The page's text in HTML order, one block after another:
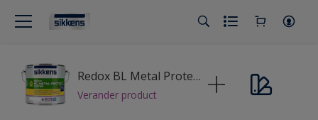
Redox BL Metal Protect Satin
Verander product